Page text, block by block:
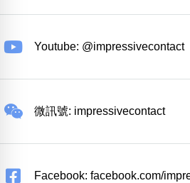
Youtube: @impressivecontact
微訊號: impressivecontact
Facebook: facebook.com/